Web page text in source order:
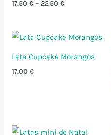
17.50 € – 22.50 €
Lata Cupcake Morangos
17.00 €